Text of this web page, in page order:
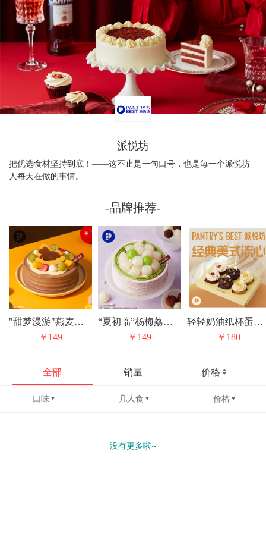
派悦坊
把优选食材坚持到底！——这不止是一句口号，也是每一个派悦坊
人每天在做的事情。
-品牌推荐-
"甜梦漫游"燕麦豆乳巧克力蛋糕
￥149
“夏初临”杨梅荔枝抹茶戚风蛋糕
￥149
轻轻奶油纸杯蛋糕礼盒
￥180
全部 销量 价格
口味 几人食 价格
没有更多啦~